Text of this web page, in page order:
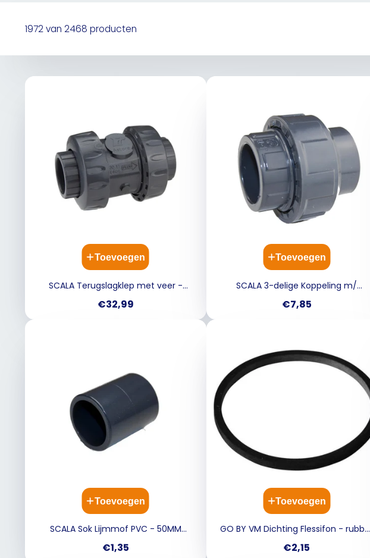
1972 van 2468 producten
Toevoegen
SCALA Terugslagklep met veer -
Prijs
€32,99
Toevoegen
SCALA 3-delige Koppeling m/
Prijs
€7,85
Toevoegen
SCALA Sok Lijmmof PVC - 50MM
Prijs
€1,35
Toevoegen
GO BY VM Dichting Flessifon - rubber
Prijs
€2,15